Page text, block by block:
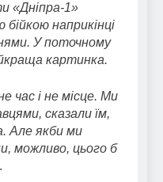
«Дніпра-1»
наприкінці
У поточному
картинка.
час і не місце. Ми
сказали їм,
Але якби ми
можливо, цього б